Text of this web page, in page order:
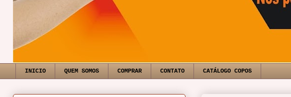
INICIO QUEM SOMOS COMPRAR CONTATO CATÁLOGO COPOS